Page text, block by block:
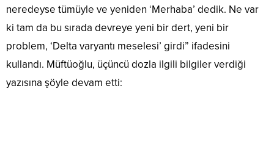
neredeyse tümüyle ve yeniden ‘Merhaba’ dedik. Ne var
ki tam da bu sırada devreye yeni bir dert, yeni bir
problem, ‘Delta varyantı meselesi’ girdi” ifadesini
kullandı. Müftüoğlu, üçüncü dozla ilgili bilgiler verdiği
yazısına şöyle devam etti: